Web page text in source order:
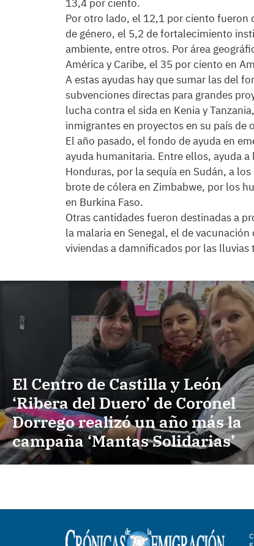
13,4 por ciento.
Por otro lado, el 12,1 por ciento fueron
de género, el 5,2 de fortalecimiento
ambiente, entre otros. Por área
América y Caribe, el 35 por ciento en
A estas ayudas hay que sumar las del
subvenciones directas para grandes
lucha contra el sida en Kenia y
inmigrantes en proyectos en su país de
El año pasado, el fondo de ayuda en
ayuda humanitaria. Entre ellos, ayuda
Honduras, por la sequía en Sudán, a
brote de cólera en Zimbabwe, por los
en Burkina Faso.
Otras cantidades fueron destinadas a
la malaria en Senegal, el de
viviendas a damnificados por las lluvias
El Centro de Castilla y León
‘Ribera del Duero’ de Coronel
Dorrego realizó un año más la
campaña ‘Mantas Solidarias’